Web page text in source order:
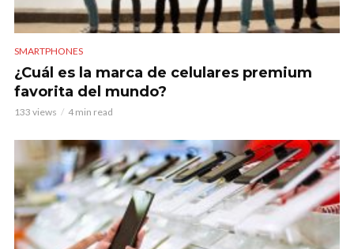
SMARTPHONES
¿Cuál es la marca de celulares premium
favorita del mundo?
133 views 4 min read